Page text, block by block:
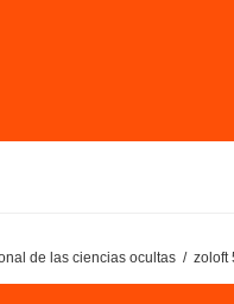
de las ciencias ocultas / zoloft